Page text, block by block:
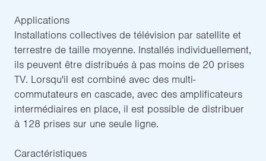
Applications
Installations collectives de télévision par satellite et
terrestre de taille moyenne. Installés individuellement,
ils peuvent être distribués à pas moins de 20 prises
TV. Lorsqu'il est combiné avec des multi-
commutateurs en cascade, avec des amplificateurs
intermédiaires en place, il est possible de distribuer
à 128 prises sur une seule ligne.
Caractéristiques